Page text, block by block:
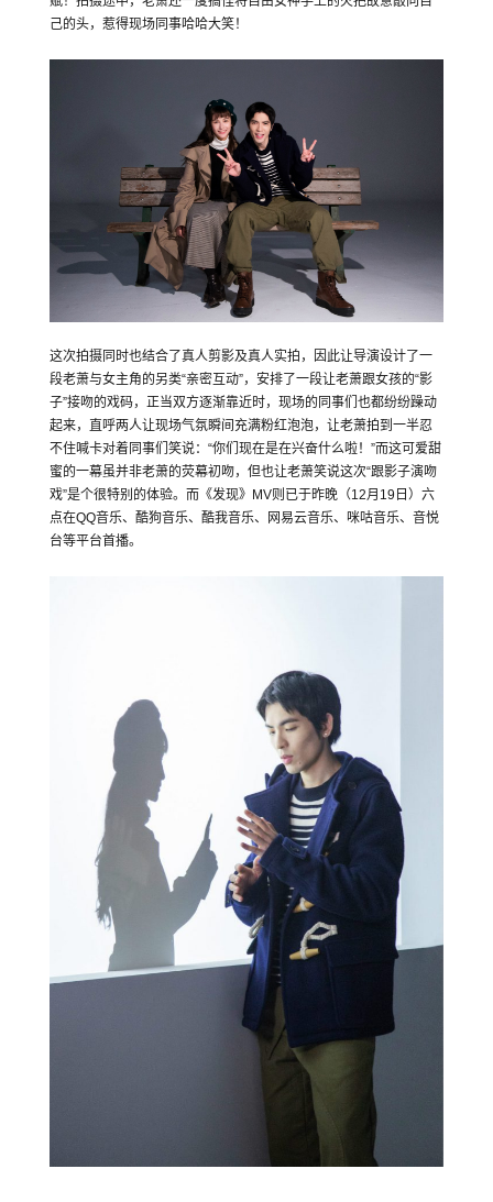
己的头，惹得现场同事哈哈大笑！
这次拍摄同时也结合了真人剪影及真人实拍，因此让导演设计了一
段老萧与女主角的另类“亲密互动”，安排了一段让老萧跟女孩的“影
子”接吻的戏码，正当双方逐渐靠近时，现场的同事们也都纷纷躁动
起来，直呼两人让现场气氛瞬间充满粉红泡泡，让老萧拍到一半忍
不住喊卡对着同事们笑说：“你们现在是在兴奋什么啦！”而这可爱甜
蜜的一幕虽并非老萧的荧幕初吻，但也让老萧笑说这次“跟影子演吻
戏”是个很特别的体验。而《发现》MV则已于昨晚（12月19日）六
点在QQ音乐、酷狗音乐、酷我音乐、网易云音乐、咪咕音乐、音悦
台等平台首播。